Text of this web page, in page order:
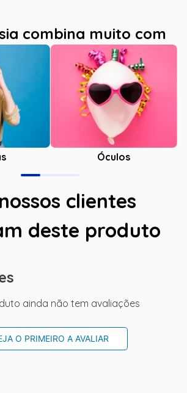
combina muito com
Óculos
clientes
deste produto
ainda não tem avaliações
O PRIMEIRO A AVALIAR